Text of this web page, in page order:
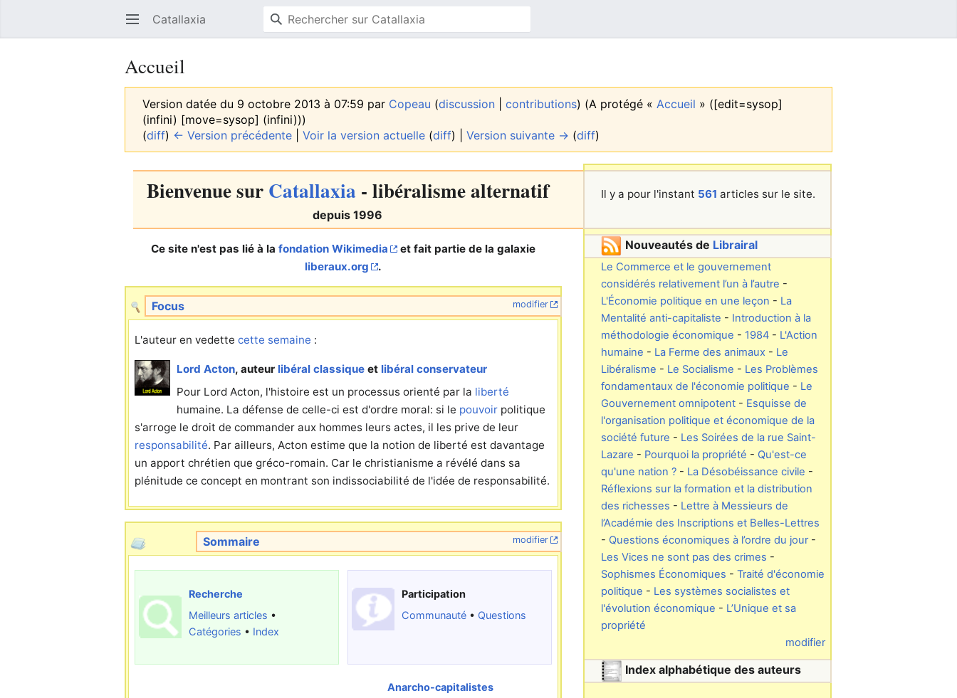
Ouvrir le menu principal Catallaxia
Accueil
Version datée du 9 octobre 2013 à 07:59 par Copeau (discussion |contributions) (A protégé «Accueil » (‎[edit=sysop]
(infini) ‎[move=sysop] (infini)))
(diff) ← Version précédente |Voir la version actuelle (diff) |Version suivante → (diff)
Bienvenuesur Catallaxia - libéralisme alternatif
depuis 1996
Il y a pour l'instant 561 articles sur le site.
Ce site n'est pas lié à lafondation Wikimedia
et fait partie de la galaxie
liberaux.org
.
modifier
Focus
L'auteur en vedette cette semaine :
Lord Acton, auteur libéral classique et libéral conservateur
Pour Lord Acton, l'histoire est un processus orienté par la liberté
humaine. La défense de celle-ci est d'ordre moral: si le pouvoir politique
s'arroge le droit de commander aux hommes leurs actes, il les prive de leur
responsabilité. Par ailleurs, Acton estime que la notion de liberté est davantage
un apport chrétien que gréco-romain. Car le christianisme a révélé dans sa
plénitude ce concept en montrant son indissociabilité de l'idée de responsabilité.
modifier
Sommaire
Recherche
Meilleurs articles •
Catégories • Index
Participation
Communauté • Questions
Anarcho-capitalistes
Nouveautés de Librairal
Le Commerce et le gouvernement
considérés relativement l’un à l’autre -
L'Économie politique en une leçon - La
Mentalité anti-capitaliste - Introduction à la
méthodologie économique - 1984 - L'Action
humaine - La Ferme des animaux - Le
Libéralisme - Le Socialisme - Les Problèmes
fondamentaux de l'économie politique - Le
Gouvernement omnipotent - Esquisse de
l'organisation politique et économique de la
société future - Les Soirées de la rue Saint-
Lazare - Pourquoi la propriété - Qu'est-ce
qu'une nation ? - La Désobéissance civile -
Réflexions sur la formation et la distribution
des richesses - Lettre à Messieurs de
l’Académie des Inscriptions et Belles-Lettres
- Questions économiques à l’ordre du jour-
Les Vices ne sont pas des crimes -
Sophismes Économiques -Traité d'économie
politique - Les systèmes socialistes et
l'évolution économique - L’Unique et sa
propriété
modifier
Index alphabétique des auteurs